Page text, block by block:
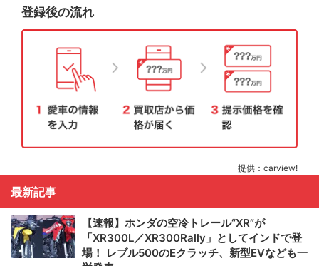
登録後の流れ
提供：carview!
最新記事
【速報】ホンダの空冷トレール“XR”が
「XR300L／XR300Rally」としてインドで登
場！ レブル500のEクラッチ、新型EVなども一